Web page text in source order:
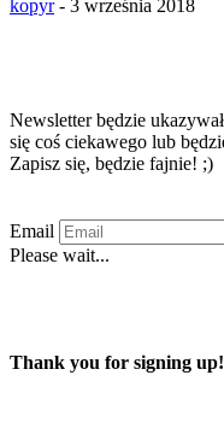
kopyr - 3 września 2018
Newsletter będzie
się coś ciekawego lub
Zapisz się, będzie fajnie! ;)
Email
Please wait...
Thank you for signing up!